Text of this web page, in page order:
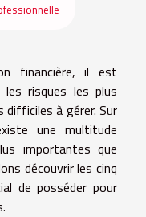
financière, il est
risques les plus
à gérer. Sur
une multitude
importantes que
découvrir les cinq
de posséder pour